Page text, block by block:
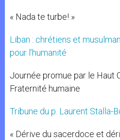
« Nada te turbe! »
Liban : chrétiens et
pour l’humanité
Journée promue par le Haut
Fraternité humaine
Tribune du p. Laurent Stalla-
« Dérive du sacerdoce et